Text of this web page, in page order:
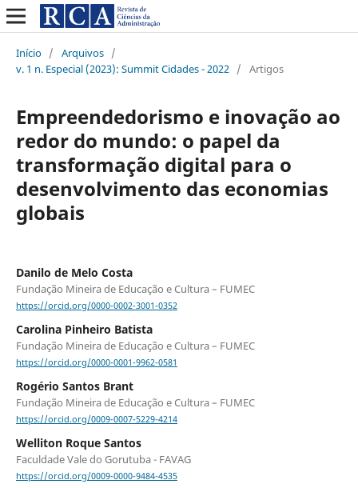
Início / Arquivos /
v. 1 n. Especial (2023): Summit Cidades - 2022 / Artigos
Empreendedorismo e inovação ao
redor do mundo: o papel da
transformação digital para o
desenvolvimento das economias
globais
Danilo de Melo Costa
Fundação Mineira de Educação e Cultura – FUMEC
https://orcid.org/0000-0002-3001-0352
Carolina Pinheiro Batista
Fundação Mineira de Educação e Cultura – FUMEC
https://orcid.org/0000-0001-9962-0581
Rogério Santos Brant
Fundação Mineira de Educação e Cultura – FUMEC
https://orcid.org/0009-0007-5229-4214
Welliton Roque Santos
Faculdade Vale do Gorutuba - FAVAG
https://orcid.org/0009-0000-9484-4535